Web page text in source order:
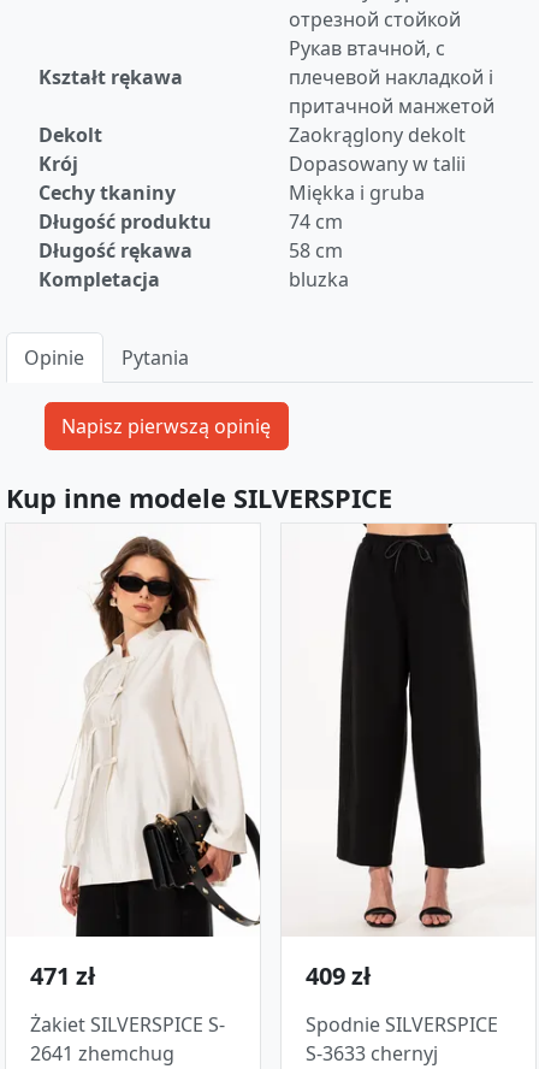
отрезной стойкой
Kształt rękawa
Рукав втачной, с
плечевой накладкой i
притачной манжетой
Dekolt
Zaokrąglony dekolt
Krój
Dopasowany w talii
Cechy tkaniny
Miękka i gruba
Długość produktu
74 cm
Długość rękawa
58 cm
Kompletacja
bluzka
Opinie Pytania
Kup inne modele SILVERSPICE
471 zł
Żakiet SILVERSPICE S-
2641 zhemchug
409 zł
Spodnie SILVERSPICE
S-3633 chernyj